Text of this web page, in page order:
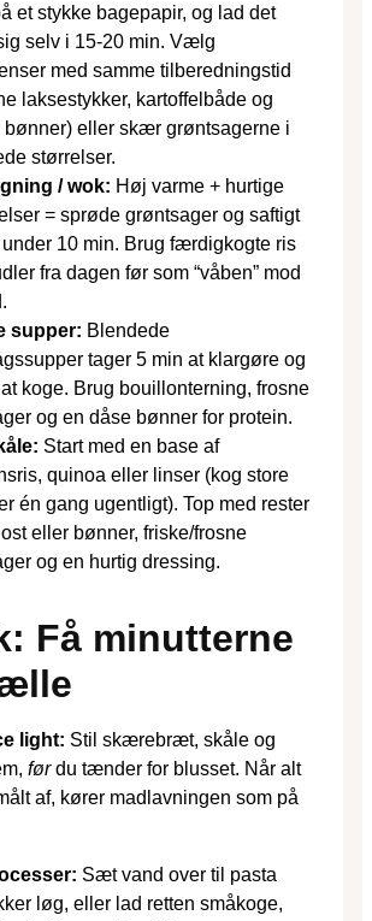
et stykke bagepapir, og lad det
selv i 15-20 min. Vælg
med samme tilberedningstid
laksestykker, kartoffelbåde og
bønner) eller skær grøntsagerne i
størrelser.
/ wok: Høj varme + hurtige
= sprøde grøntsager og saftigt
under 10 min. Brug færdigkogte ris
fra dagen før som “våben” mod
supper: Blendede
tager 5 min at klargøre og
koge. Brug bouillonterning, frosne
og en dåse bønner for protein.
Start med en base af
quinoa eller linser (kog store
én gang ugentligt). Top med rester
eller bønner, friske/frosne
og en hurtig dressing.
Få minutterne
light: Stil skærebræt, skåle og
førdu tænder for blusset. Når alt
af, kører madlavningen som på
Sæt vand over til pasta
løg, eller lad retten småkoge,